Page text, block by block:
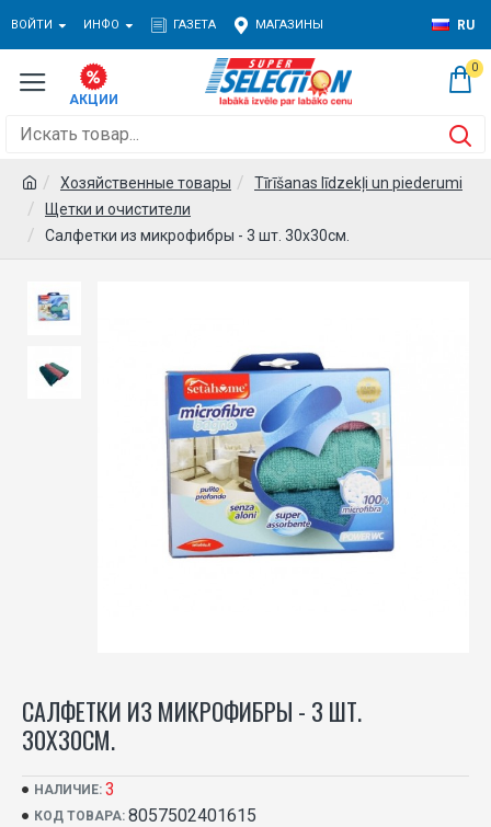
ВОЙТИ ИНФО ГАЗЕТА МАГАЗИНЫ RU
0
Хозяйственные товары
Tīrīšanas līdzekļi un piederumi
Щетки и очистители
Салфетки из микрофибры - 3 шт. 30х30см.
САЛФЕТКИ ИЗ МИКРОФИБРЫ - 3 ШТ.
30Х30СМ.
НАЛИЧИЕ: 3
КОД ТОВАРА: 8057502401615